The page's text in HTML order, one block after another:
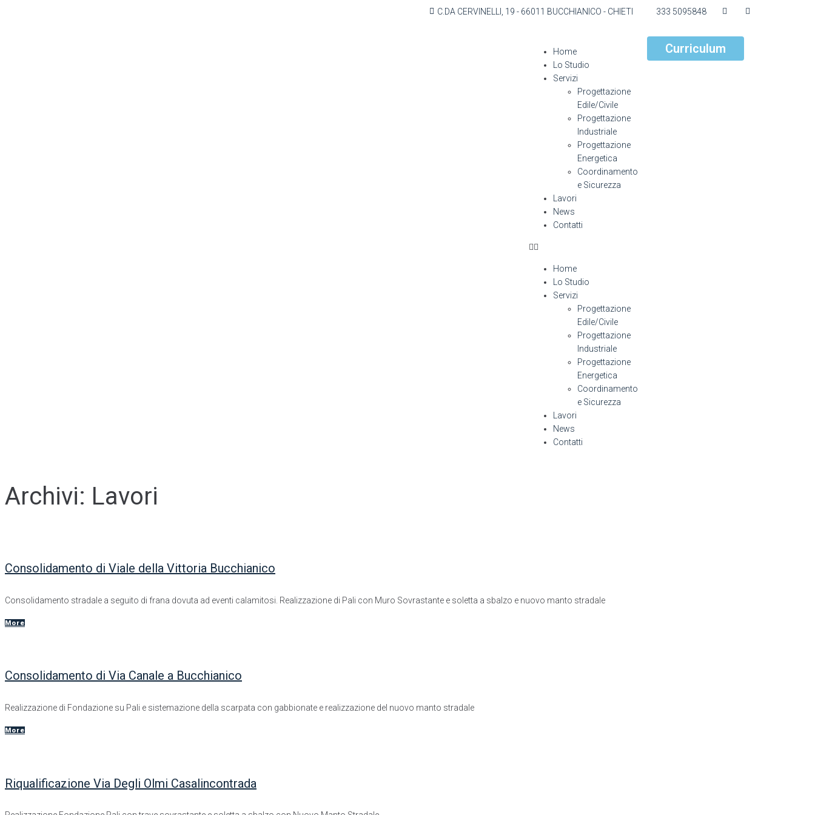
C.DA CERVINELLI, 19 - 66011 BUCCHIANICO - CHIETI 333 5095848
Home
Lo Studio
Servizi
Progettazione
Edile/Civile
Progettazione
Industriale
Progettazione
Energetica
Coordinamento
e Sicurezza
Lavori
News
Contatti
Home
Lo Studio
Servizi
Progettazione
Edile/Civile
Progettazione
Industriale
Progettazione
Energetica
Coordinamento
e Sicurezza
Lavori
News
Contatti
Curriculum
Archivi: Lavori
Consolidamento di Viale della Vittoria Bucchianico
Consolidamento stradale a seguito di frana dovuta ad eventi calamitosi. Realizzazione di Pali con Muro Sovrastante e soletta a sbalzo e nuovo manto stradale
More
Consolidamento di Via Canale a Bucchianico
Realizzazione di Fondazione su Pali e sistemazione della scarpata con gabbionate e realizzazione del nuovo manto stradale
More
Riqualificazione Via Degli Olmi Casalincontrada